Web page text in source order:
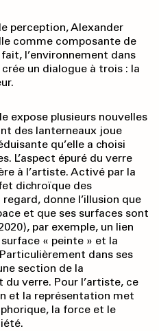
perception, Alexander
comme composante de
l’environnement dans
un dialogue à trois : la
expose plusieurs nouvelles
des lanterneaux joue
qu’elle a choisi
L’aspect épuré du verre
à l’artiste. Activé par la
dichroïque des
donne l’illusion que
et que ses surfaces sont
par exemple, un lien
« peinte » et la
dans ses
section de la
verre. Pour l’artiste, ce
et la représentation met
la force et le